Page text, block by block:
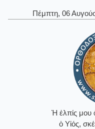
Πέμπτη, 06
Ἡ ἐλπίς μου
ὁ Υἱός,